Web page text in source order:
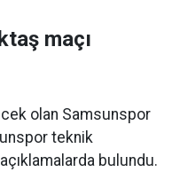
maçı
olan Samsunspor
teknik
bulundu.